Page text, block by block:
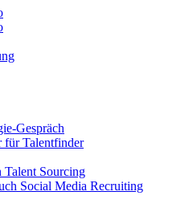
Gespräch
für Talentfinder
Talent Sourcing
Social Media Recruiting